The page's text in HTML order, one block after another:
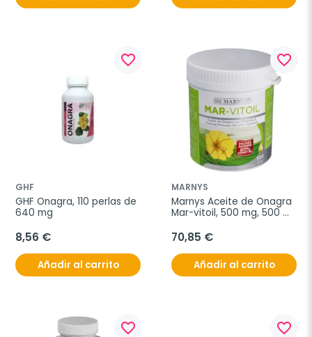
favorite_border
GHF
GHF Onagra, 110 perlas de
640 mg
8,56 €
Añadir al carrito
favorite_border
MARNYS
Marnys Aceite de Onagra
Mar-vitoil, 500 mg, 500
70,85 €
Añadir al carrito
favorite_border favorite_border